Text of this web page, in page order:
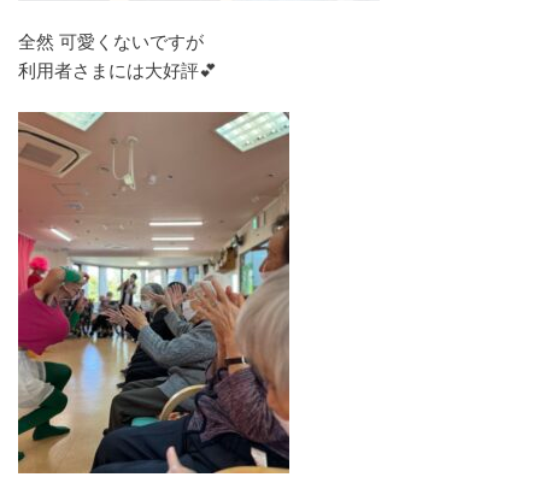
全然 可愛くないですが
利用者さまには大好評💕